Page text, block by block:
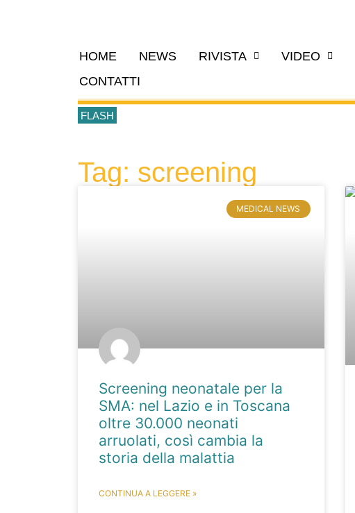
HOME NEWS RIVISTA VIDEO
CONTATTI
FLASH
Tag: screening
MEDICAL NEWS
Screening neonatale per la
SMA: nel Lazio e in Toscana
oltre 30.000 neonati
arruolati, così cambia la
storia della malattia
CONTINUA A LEGGERE »